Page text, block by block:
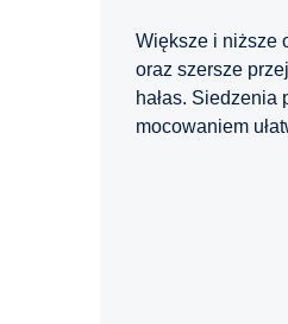
Większe i niższe
oraz szersze
hałas. Siedzenia
mocowaniem